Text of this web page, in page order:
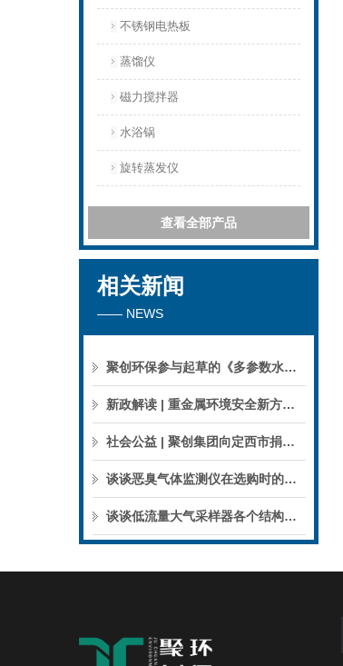
不锈钢电热板
蒸馏仪
磁力搅拌器
水浴锅
旋转蒸发仪
查看全部产品
相关新闻
—— NEWS
聚创环保参与起草的《多参数水质分析仪》团标正式公布，促进国产仪器创新升级
新政解读 | 重金属环境安全新方案来了，聚焦5省21市！
社会公益 | 聚创集团向定西市捐赠检验检测仪器设备
谈谈恶臭气体监测仪在选购时的建议和指南
谈谈低流量大气采样器各个结构的特点